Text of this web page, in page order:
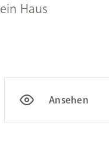
Haus
Ansehen